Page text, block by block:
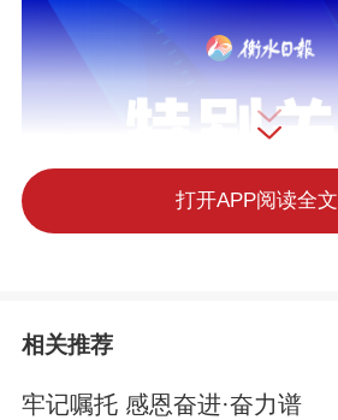
打开APP阅读全文
相关推荐
牢记嘱托 感恩奋进·奋力谱